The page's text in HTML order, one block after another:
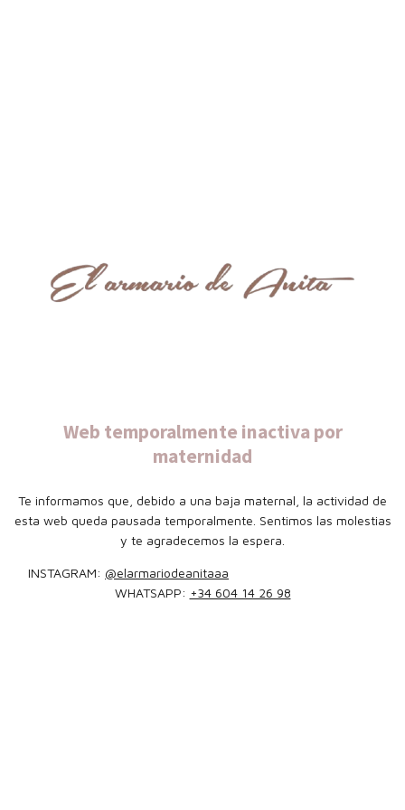
Web temporalmente inactiva por
maternidad
Te informamos que, debido a una baja maternal, la actividad de
esta web queda pausada temporalmente. Sentimos las molestias
y te agradecemos la espera.
INSTAGRAM: @elarmariodeanitaaa
WHATSAPP: +34 604 14 26 98